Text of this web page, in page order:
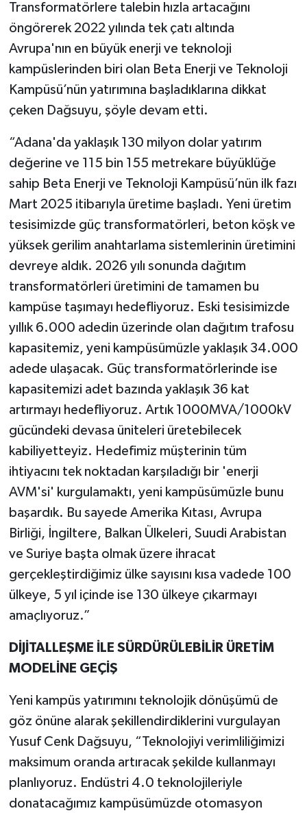
Transformatörlere talebin hızla artacağını
öngörerek 2022 yılında tek çatı altında
Avrupa'nın en büyük enerji ve teknoloji
kampüslerinden biri olan Beta Enerji ve Teknoloji
Kampüsü’nün yatırımına başladıklarına dikkat
çeken Dağsuyu, şöyle devam etti.
“Adana'da yaklaşık 130 milyon dolar yatırım
değerine ve 115 bin 155 metrekare büyüklüğe
sahip Beta Enerji ve Teknoloji Kampüsü’nün ilk fazı
Mart 2025 itibarıyla üretime başladı. Yeni üretim
tesisimizde güç transformatörleri, beton köşk ve
yüksek gerilim anahtarlama sistemlerinin üretimini
devreye aldık. 2026 yılı sonunda dağıtım
transformatörleri üretimini de tamamen bu
kampüse taşımayı hedefliyoruz. Eski tesisimizde
yıllık 6.000 adedin üzerinde olan dağıtım trafosu
kapasitemiz, yeni kampüsümüzle yaklaşık 34.000
adede ulaşacak. Güç transformatörlerinde ise
kapasitemizi adet bazında yaklaşık 36 kat
artırmayı hedefliyoruz. Artık 1000MVA/1000kV
gücündeki devasa üniteleri üretebilecek
kabiliyetteyiz. Hedefimiz müşterinin tüm
ihtiyacını tek noktadan karşıladığı bir 'enerji
AVM'si' kurgulamaktı, yeni kampüsümüzle bunu
başardık. Bu sayede Amerika Kıtası, Avrupa
Birliği, İngiltere, Balkan Ülkeleri, Suudi Arabistan
ve Suriye başta olmak üzere ihracat
gerçekleştirdiğimiz ülke sayısını kısa vadede 100
ülkeye, 5 yıl içinde ise 130 ülkeye çıkarmayı
amaçlıyoruz.”
DİJİTALLEŞME İLE SÜRDÜRÜLEBİLİR ÜRETİM
MODELİNE GEÇİŞ
Yeni kampüs yatırımını teknolojik dönüşümü de
göz önüne alarak şekillendirdiklerini vurgulayan
Yusuf Cenk Dağsuyu, “Teknolojiyi verimliliğimizi
maksimum oranda artıracak şekilde kullanmayı
planlıyoruz. Endüstri 4.0 teknolojileriyle
donatacağımız kampüsümüzde otomasyon